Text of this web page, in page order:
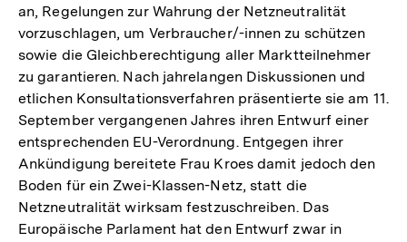
an, Regelungen zur Wahrung der Netzneutralität
vorzuschlagen, um Verbraucher/-innen zu schützen
sowie die Gleichberechtigung aller Marktteilnehmer
zu garantieren. Nach jahrelangen Diskussionen und
etlichen Konsultationsverfahren präsentierte sie am 11.
September vergangenen Jahres ihren Entwurf einer
entsprechenden EU-Verordnung. Entgegen ihrer
Ankündigung bereitete Frau Kroes damit jedoch den
Boden für ein Zwei-Klassen-Netz, statt die
Netzneutralität wirksam festzuschreiben. Das
Europäische Parlament hat den Entwurf zwar in